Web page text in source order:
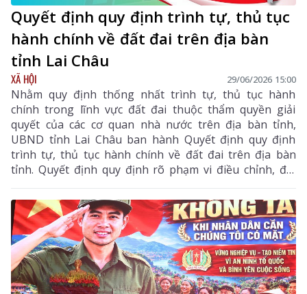
Quyết định quy định trình tự, thủ tục
hành chính về đất đai trên địa bàn
tỉnh Lai Châu
XÃ HỘI 29/06/2026 15:00
Nhằm quy định thống nhất trình tự, thủ tục hành
chính trong lĩnh vực đất đai thuộc thẩm quyền giải
quyết của các cơ quan nhà nước trên địa bàn tỉnh,
UBND tỉnh Lai Châu ban hành Quyết định quy định
trình tự, thủ tục hành chính về đất đai trên địa bàn
tỉnh. Quyết định quy định rõ phạm vi điều chỉnh, đối
tượng áp dụng, trình tự, thủ tục thực hiện, trách
nhiệm của các cơ quan, đơn vị và có hiệu lực thi hành
từ ngày 1/7/2026.